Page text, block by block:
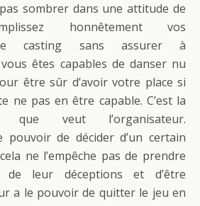
sombrer dans une attitude de
honnêtement vos
casting sans assurer à
êtes capables de danser nu
être sûr d’avoir votre place si
ne pas en être capable. C’est la
que veut l’organisateur.
pouvoir de décider d’un certain
ne l’empêche pas de prendre
leur déceptions et d’être
a le pouvoir de quitter le jeu en